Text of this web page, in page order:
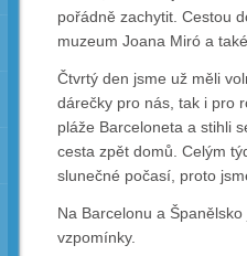
pořádně zachytit. Cestou
muzeum Joana Miró a
Čtvrtý den jsme už měli
dárečky pro nás, tak i pro
pláže Barceloneta a stihli
cesta zpět domů. Celým
slunečné počasí, proto
Na Barcelonu a
vzpomínky.